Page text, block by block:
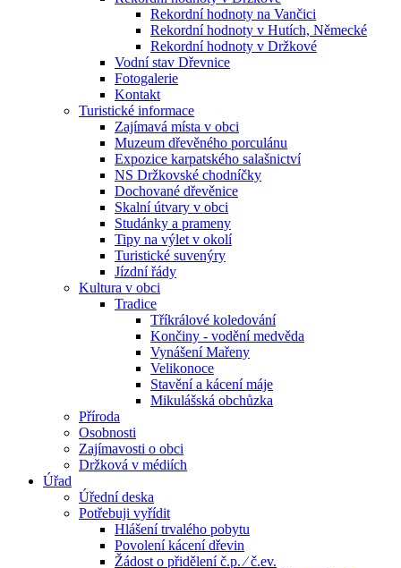
Rekordní hodnoty na Vančici
Rekordní hodnoty v Hutích, Německé
Rekordní hodnoty v Držkové
Vodní stav Dřevnice
Fotogalerie
Kontakt
Turistické informace
Zajímavá místa v obci
Muzeum dřevěného porculánu
Expozice karpatského salašnictví
NS Držkovské chodníčky
Dochované dřevěnice
Skalní útvary v obci
Studánky a prameny
Tipy na výlet v okolí
Turistické suvenýry
Jízdní řády
Kultura v obci
Tradice
Tříkrálové koledování
Končiny - vodění medvěda
Vynášení Mařeny
Velikonoce
Stavění a kácení máje
Mikulášská obchůzka
Příroda
Osobnosti
Zajímavosti o obci
Držková v médiích
Úřad
Úřední deska
Potřebuji vyřídit
Hlášení trvalého pobytu
Povolení kácení dřevin
Žádost o přidělení č.p. ⁄ č.ev.